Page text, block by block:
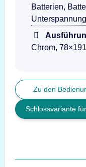
Batterien,
Chrom,
Zu den
Schlossvariante